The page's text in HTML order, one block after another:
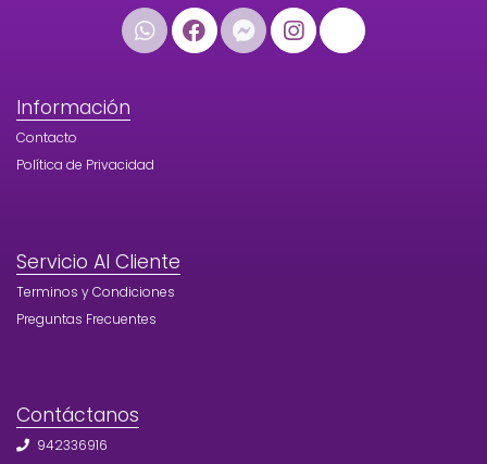
Información
Contacto
Política de Privacidad
Servicio Al Cliente
Terminos y Condiciones
Preguntas Frecuentes
Contáctanos
942336916